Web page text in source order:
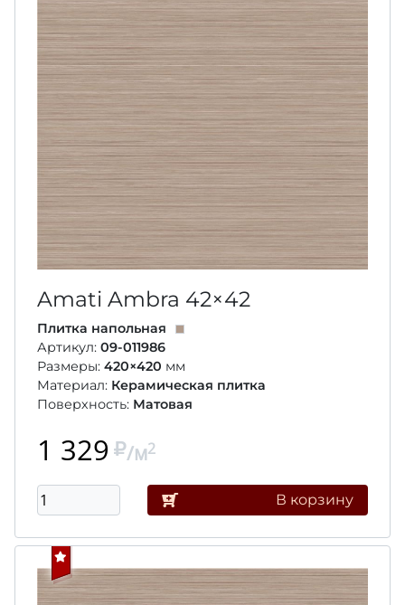
Amati Ambra 42×42
Плитка напольная
Артикул: 09-011986
Размеры: 420×420 мм
Материал: Керамическая плитка
Поверхность: Матовая
1 329 /м2
В корзину